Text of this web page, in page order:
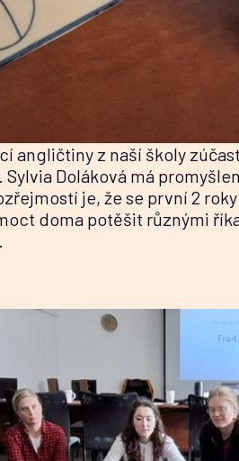
angličtiny z naší školy
Doláková má
je, že se první 2
doma potěšit různými